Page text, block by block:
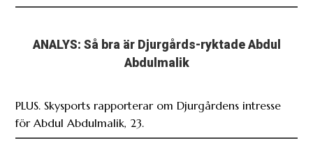
ANALYS: Så bra är Djurgårds-ryktade Abdul
Abdulmalik
PLUS. Skysports rapporterar om Djurgårdens intresse
för Abdul Abdulmalik, 23.